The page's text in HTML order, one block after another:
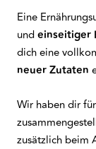
Eine
undeinseitiger
dich eine
neuer Zutaten
Wir haben dir
zusätzlich beim